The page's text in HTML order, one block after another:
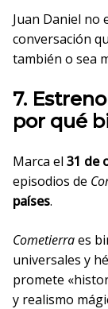
Juan Daniel no
conversación
también o sea
7.
por qué
Marca el 31 de
episodios de
países.
Cometierraes
universales y
promete
y realismo